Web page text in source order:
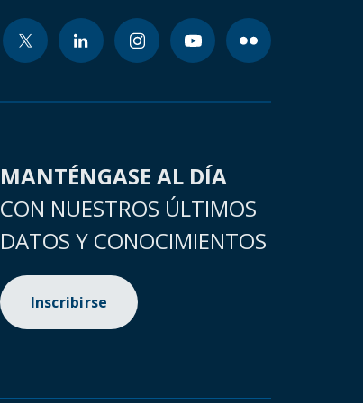
MANTÉNGASE AL DÍA
CON NUESTROS ÚLTIMOS
DATOS Y CONOCIMIENTOS
Inscribirse